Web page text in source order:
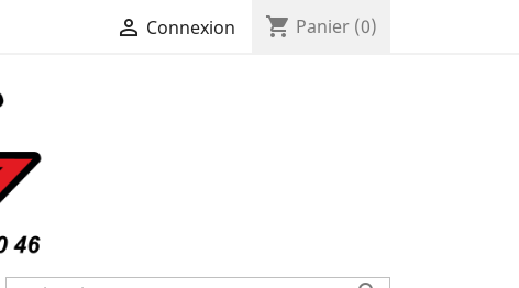
 Connexion shopping_cart Panier (0)